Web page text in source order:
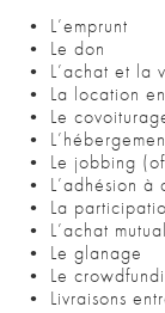
• L’emprunt
• Le don
• L’achat et la
• La location
• Le
•
• Le jobbing
• L’adhésion à
• La
• L’achat
• Le glanage
• Le
• Livraisons